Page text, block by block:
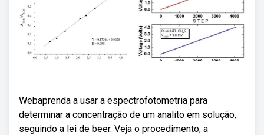
Webaprenda a usar a espectrofotometria para
determinar a concentração de um analito em solução,
seguindo a lei de beer. Veja o procedimento, a